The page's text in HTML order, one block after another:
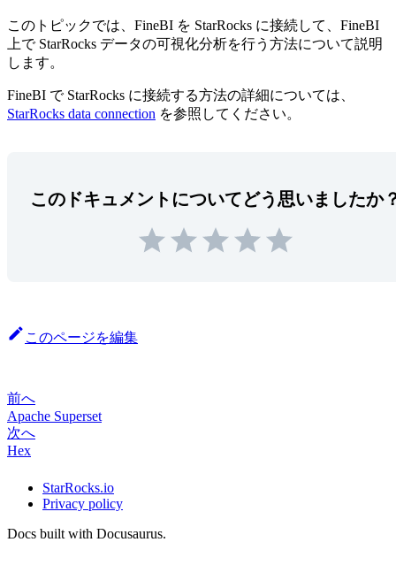
このトピックでは、FineBI を StarRocks に接続して、FineBI
上で StarRocks データの可視化分析を行う方法について説明
します。
FineBI で StarRocks に接続する方法の詳細については、
StarRocks data connection を参照してください。
このドキュメントについてどう思いましたか
このページを編集
前へ
Apache Superset
次へ
Hex
StarRocks.io
Privacy policy
Docs built with Docusaurus.